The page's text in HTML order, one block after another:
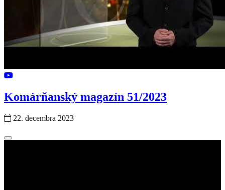
Komárňanský magazín 51/2023
22. decembra 2023